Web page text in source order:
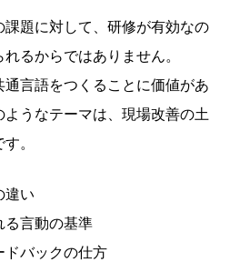
課題に対して、研修が有効なの
るからではありません。
言語をつくることに価値があ
ようなテーマは、現場改善の土
。
違い
る言動の基準
ドバックの仕方